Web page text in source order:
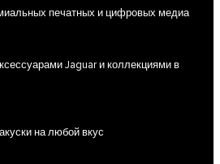
печатных и цифровых медиа
Jaguar и коллекциями в
на любой вкус